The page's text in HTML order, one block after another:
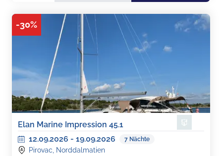
-30%
Elan Marine Impression 45.1
12.09.2026 - 19.09.2026 7 Nächte
Pirovac, Norddalmatien